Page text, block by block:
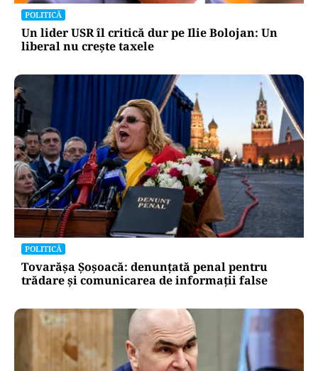
POLITICĂ
Un lider USR îl critică dur pe Ilie Bolojan: Un
liberal nu crește taxele
POLITICĂ
Tovarășa Șoșoacă: denunțată penal pentru
trădare și comunicarea de informații false